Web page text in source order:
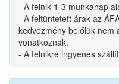
- A felnik 1-3 munkanap
- A feltüntetett árak az
kedvezmény belőlük nem
vonatkoznak.
- A felnikre ingyenes